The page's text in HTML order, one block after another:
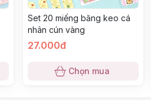
Set 20 miếng băng keo cá
nhân cún vàng
27.000đ
Chọn mua